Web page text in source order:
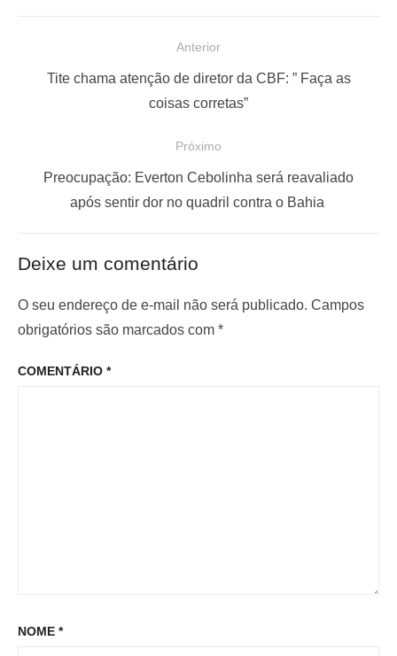
o
e
P
o
Anterior
i
o
:
Tite chama atenção de diretor da CBF: ” Faça as
coisas corretas”
Próximo
m
o
o
Preocupação: Everton Cebolinha será reavaliado
após sentir dor no quadril contra o Bahia
Deixe um comentário
O seu endereço de e-mail não será publicado. Campos
obrigatórios são marcados com *
COMENTÁRIO *
NOME *